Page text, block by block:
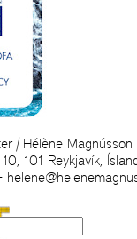
| Hélène Magnússon
101 Reykjavík,